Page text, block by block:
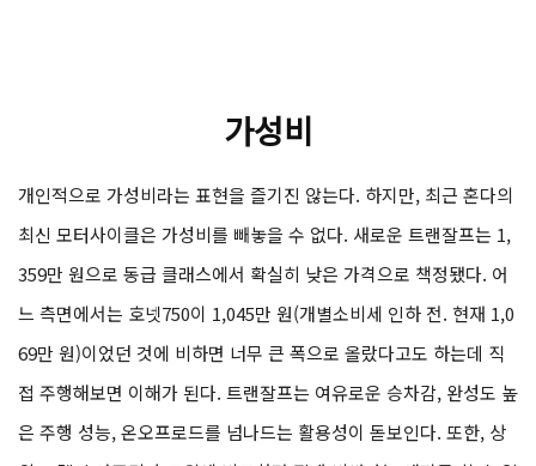
가성비
개인적으로 가성비라는 표현을 즐기진 않는다. 하지만, 최근 혼다의
최신 모터사이클은 가성비를 빼놓을 수 없다. 새로운 트랜잘프는 1,
359만 원으로 동급 클래스에서 확실히 낮은 가격으로 책정됐다. 어
느 측면에서는 호넷750이 1,045만 원(개별소비세 인하 전. 현재 1,0
69만 원)이었던 것에 비하면 너무 큰 폭으로 올랐다고도 하는데 직
접 주행해보면 이해가 된다. 트랜잘프는 여유로운 승차감, 완성도 높
은 주행 성능, 온오프로드를 넘나드는 활용성이 돋보인다. 또한, 상